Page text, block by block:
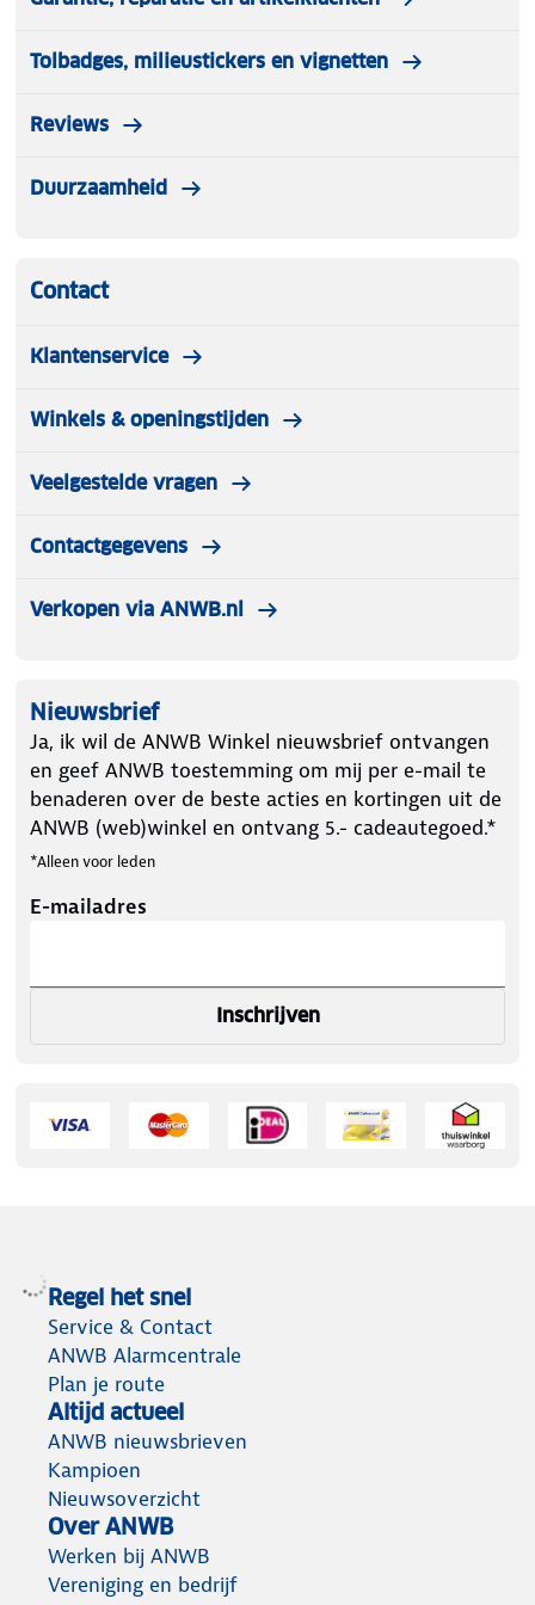
✓ Geschikt voor een lengte van 61 tot 105 cm
Tolbadges, milieustickers en vignetten
Reviews
Duurzaamheid
Contact
Klantenservice
Winkels & openingstijden
Veelgestelde vragen
Contactgegevens
Verkopen via ANWB.nl
Nieuwsbrief
Ja, ik wil de ANWB Winkel nieuwsbrief ontvangen
en geef ANWB toestemming om mij per e-mail te
benaderen over de beste acties en kortingen uit de
ANWB (web)winkel en ontvang 5.- cadeautegoed.*
*Alleen voor leden
E-mailadres
Inschrijven
Regel het snel
Service & Contact
ANWB Alarmcentrale
Plan je route
Altijd actueel
ANWB nieuwsbrieven
Kampioen
Nieuwsoverzicht
Over ANWB
Werken bij ANWB
Vereniging en bedrijf